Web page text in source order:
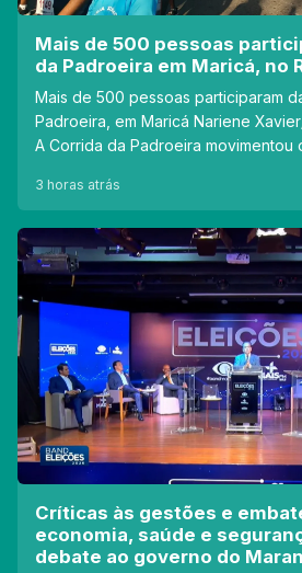
Mais de 500 pessoas
da Padroeira em Maricá, no
Mais de 500 pessoas participaram
Padroeira, em Maricá Nariene
A Corrida da Padroeira movimentou
3 horas atrás
Críticas às gestões e
economia, saúde e
debate ao governo do